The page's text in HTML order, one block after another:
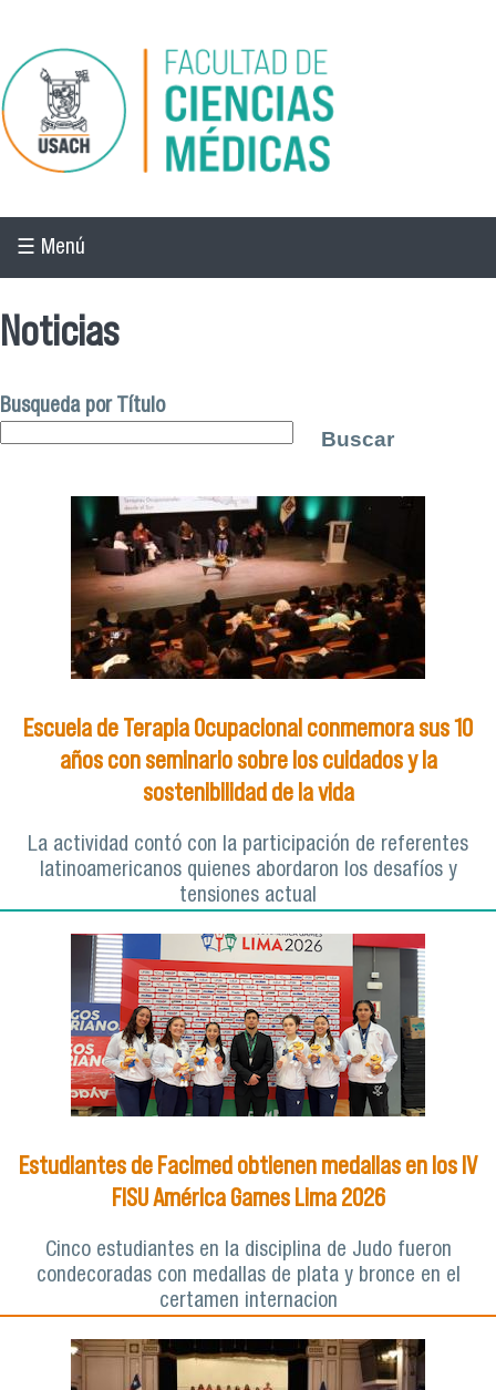
Pasar al contenido principal
☰ Menú
Noticias
Busqueda por Título
Escuela de Terapia Ocupacional conmemora sus 10
años con seminario sobre los cuidados y la
sostenibilidad de la vida
La actividad contó con la participación de referentes
latinoamericanos quienes abordaron los desafíos y
tensiones actual
Estudiantes de Facimed obtienen medallas en los IV
FISU América Games Lima 2026
Cinco estudiantes en la disciplina de Judo fueron
condecoradas con medallas de plata y bronce en el
certamen internacion